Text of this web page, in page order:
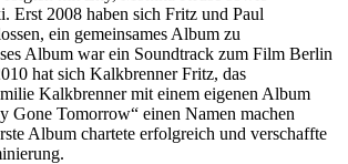
Erst 2008 haben sich Fritz und Paul
ein gemeinsames Album zu
Album war ein Soundtrack zum Film Berlin
hat sich Kalkbrenner Fritz, das
Kalkbrenner mit einem eigenen Album
Gone Tomorrow“ einen Namen machen
Album chartete erfolgreich und verschaffte